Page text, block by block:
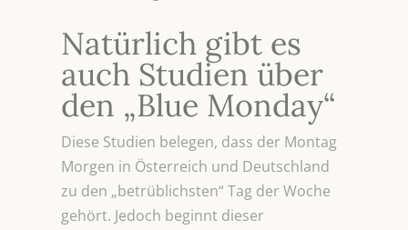
Natürlich gibt es
auch Studien über
den „Blue Monday“
Diese Studien belegen, dass der Montag
Morgen in Österreich und Deutschland
zu den „betrüblichsten“ Tag der Woche
gehört. Jedoch beginnt dieser